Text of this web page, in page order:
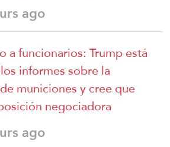
ago
a funcionarios: Trump está
informes sobre la
municiones y cree que
negociadora
ago